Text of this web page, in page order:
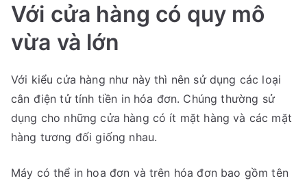
Với cửa hàng có quy mô
vừa và lớn
Với kiểu cửa hàng như này thì nên sử dụng các loại
cân điện tử tính tiền in hóa đơn. Chúng thường sử
dụng cho những cửa hàng có ít mặt hàng và các mặt
hàng tương đối giống nhau.
Máy có thể in hoa đơn và trên hóa đơn bao gồm tên